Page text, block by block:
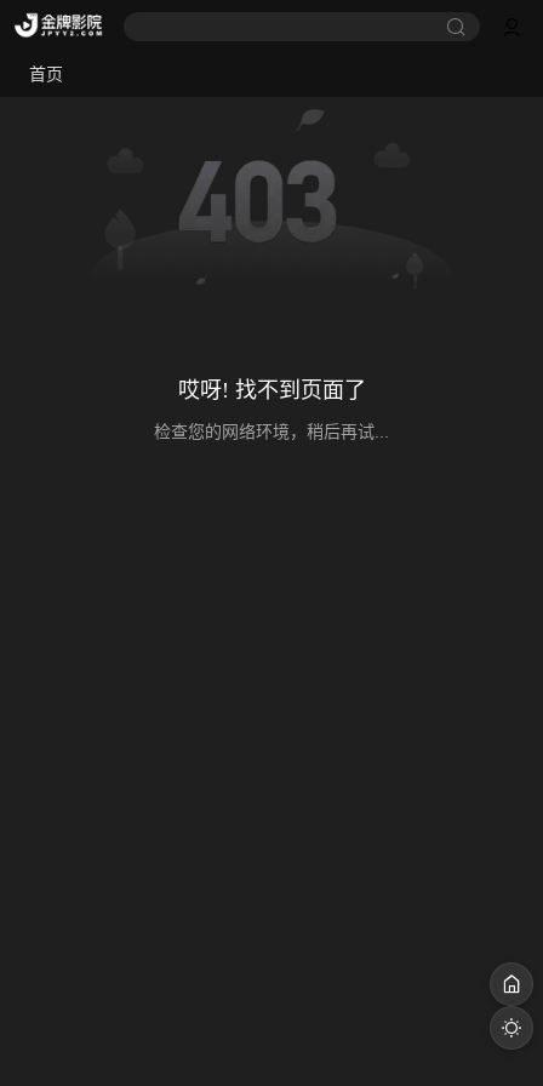
首页
哎呀! 找不到页面了
检查您的网络环境，稍后再试...